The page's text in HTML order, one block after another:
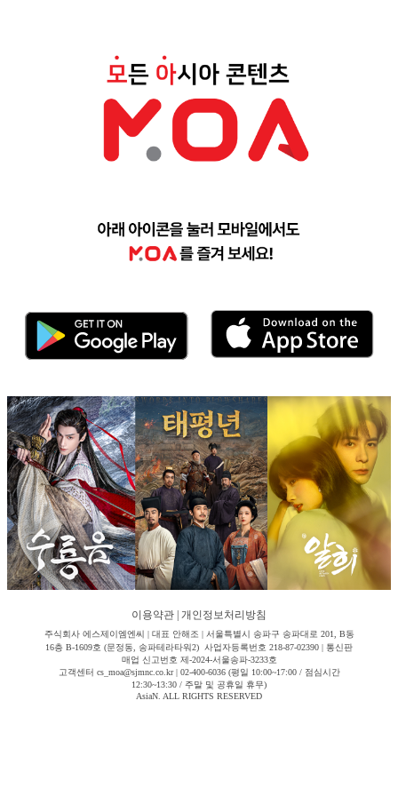
이용약관 개인정보처리방침
주식회사 에스제이엠엔씨 | 대표 안해조 | 서울특별시 송파구 송파대로 201, B동
16층 B-1609호 (문정동, 송파테라타워2) 사업자등록번호 218-87-02390 | 통신판
매업 신고번호 제-2024-서울송파-3233호
고객센터 cs_moa@sjmnc.co.kr | 02-400-6036 (평일 10:00~17:00 / 점심시간
12:30~13:30 / 주말 및 공휴일 휴무)
AsiaN. ALL RIGHTS RESERVED